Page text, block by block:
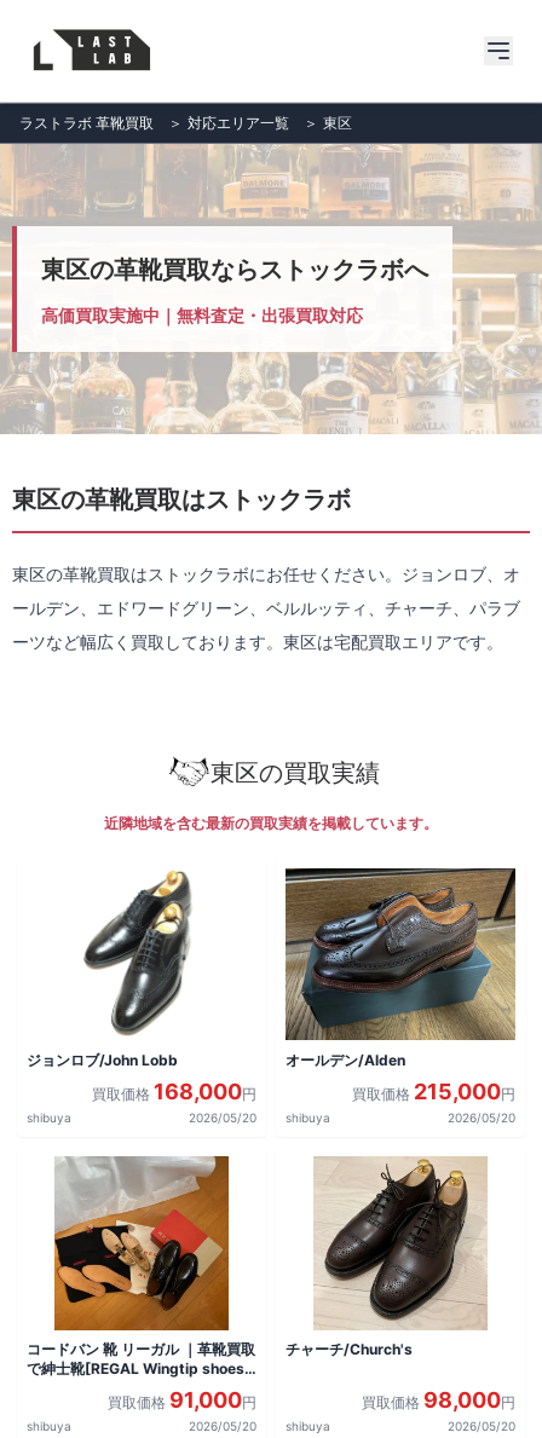
ラストラボ 革靴買取 ＞ 対応エリア一覧 ＞ 東区
東区の革靴買取ならストックラボへ
高価買取実施中｜無料査定・出張買取対応
東区の革靴買取はストックラボ
東区の革靴買取はストックラボにお任せください。ジョンロブ、オ
ールデン、エドワードグリーン、ベルルッティ、チャーチ、パラブ
ーツなど幅広く買取しております。東区は宅配買取エリアです。
東区の買取実績
近隣地域を含む最新の買取実績を掲載しています。
ジョンロブ/John Lobb
買取価格 168,000円
shibuya 2026/05/20
オールデン/Alden
買取価格 215,000円
shibuya 2026/05/20
コードバン 靴 リーガル ｜革靴買取
で紳士靴[REGAL Wingtip shoes]
買取価格 91,000円
shibuya 2026/05/20
チャーチ/Church's
買取価格 98,000円
shibuya 2026/05/20